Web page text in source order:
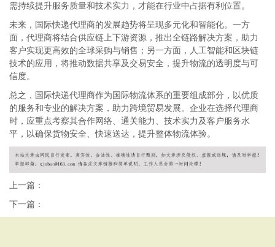
需持续提升服务质量和技术实力，才能在行业中占据有利位置。
未来，国际快递代理商的发展趋势将呈现多元化和智能化。一方
面，代理商将结合供应链上下游资源，推出全链路解决方案，助力
客户实现更高效的全球采购与销售；另一方面，人工智能和区块链
技术的应用，将推动数据共享及交易安全，提升物流的透明度与可
信度。
总之，国际快递代理商作为国际物流体系的重要组成部分，以优质
的服务和专业的解决方案，助力跨境贸易发展。企业在选择代理商
时，应重点考察其合作网络、通关能力、技术实力及客户服务水
平，以确保货物安全、快速送达，提升整体物流体验。
上一篇：
下一篇：